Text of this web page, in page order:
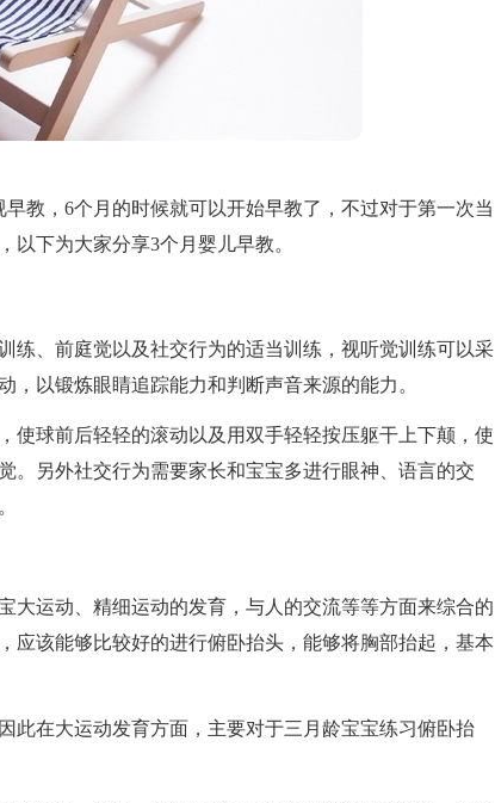
教，6个月的时候就可以开始早教了，不过对于第一次当
以下为大家分享3个月婴儿早教。
练、前庭觉以及社交行为的适当训练，视听觉训练可以采
以锻炼眼睛追踪能力和判断声音来源的能力。
使球前后轻轻的滚动以及用双手轻轻按压躯干上下颠，使
。另外社交行为需要家长和宝宝多进行眼神、语言的交
大运动、精细运动的发育，与人的交流等等方面来综合的
应该能够比较好的进行俯卧抬头，能够将胸部抬起，基本
此在大运动发育方面，主要对于三月龄宝宝练习俯卧抬